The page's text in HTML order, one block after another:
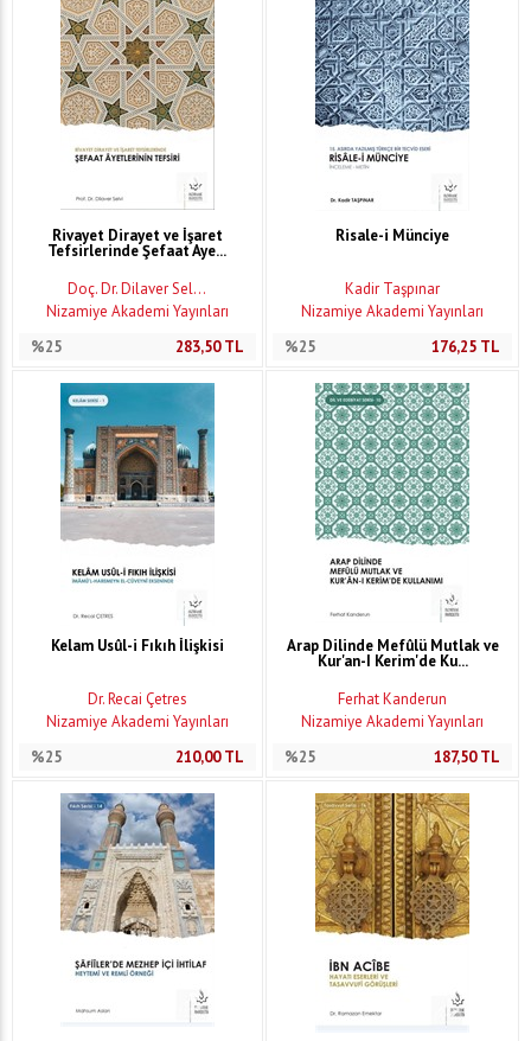
Rivayet Dirayet ve İşaret
Tefsirlerinde Şefaat Aye...
Doç. Dr. Dilaver Sel...
Nizamiye Akademi Yayınları
%25
283,50TL
Risale-i Münciye
Kadir Taşpınar
Nizamiye Akademi Yayınları
%25
176,25 TL
Kelam Usûl-i Fıkıh İlişkisi
Dr. Recai Çetres
Nizamiye Akademi Yayınları
%25
210,00TL
Arap Dilinde Mefûlü Mutlak ve
Kur'an-I Kerim'de Ku...
Ferhat Kanderun
Nizamiye Akademi Yayınları
%25
187,50TL